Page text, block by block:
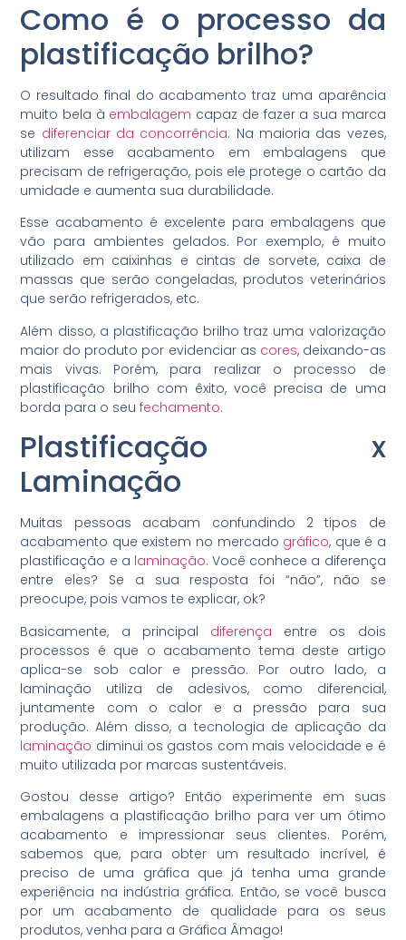
Como é o processo da
plastificação brilho?
O resultado final do acabamento traz uma aparência
muito bela à embalagem capaz de fazer a sua marca
se diferenciar da concorrência. Na maioria das vezes,
utilizam esse acabamento em embalagens que
precisam de refrigeração, pois ele protege o cartão da
umidade e aumenta sua durabilidade.
Esse acabamento é excelente para embalagens que
vão para ambientes gelados. Por exemplo, é muito
utilizado em caixinhas e cintas de sorvete, caixa de
massas que serão congeladas, produtos veterinários
que serão refrigerados, etc.
Além disso, a plastificação brilho traz uma valorização
maior do produto por evidenciar as cores, deixando-as
mais vivas. Porém, para realizar o processo de
plastificação brilho com êxito, você precisa de uma
borda para o seufechamento.
Plastificação x
Laminação
Muitas pessoas acabam confundindo 2 tipos de
acabamento que existem no mercado gráfico, que é a
plastificação e a laminação. Você conhece a diferença
entre eles? Se a sua resposta foi “não”, não se
preocupe, pois vamos te explicar, ok?
Basicamente, a principal diferença entre os dois
processos é que o acabamento tema deste artigo
aplica-se sob calor e pressão. Por outro lado, a
laminação utiliza de adesivos, como diferencial,
juntamente com o calor e a pressão para sua
produção. Além disso, a tecnologia de aplicação da
laminação diminui os gastos com mais velocidade e é
muito utilizada por marcas sustentáveis.
Gostou desse artigo? Então experimente em suas
embalagens a plastificação brilho para ver um ótimo
acabamento e impressionar seus clientes. Porém,
sabemos que, para obter um resultado incrível, é
preciso de uma gráfica que já tenha uma grande
experiência na indústria gráfica. Então, se você busca
por um acabamento de qualidade para os seus
produtos, venha para a Gráfica Âmago!